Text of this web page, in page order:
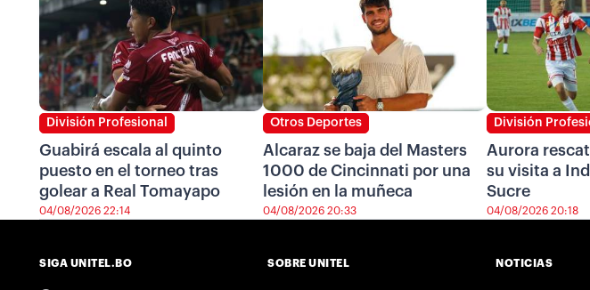
División Profesional
Guabirá escala al quinto
puesto en el torneo tras
golear a Real Tomayapo
04/08/2026 22:14
Otros Deportes
Alcaraz se baja del Masters
1000 de Cincinnati por una
lesión en la muñeca
04/08/2026 20:33
División
Aurora
su visita a
Sucre
04/08/2026 20:18
SIGA UNITEL.BO SOBRE UNITEL NOTICIAS